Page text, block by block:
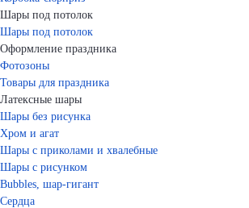
Шары под потолок
Шары под потолок
Оформление праздника
Фотозоны
Товары для праздника
Латексные шары
Шары без рисунка
Хром и агат
Шары с приколами и хвалебные
Шары с рисунком
Bubbles, шар-гигант
Сердца